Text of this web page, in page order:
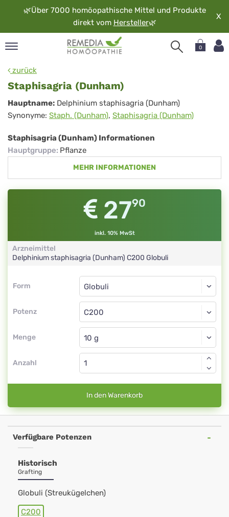
🌿Über 7000 homöopathische Mittel und Produkte
direkt vom Hersteller🌿
X
0
zurück
Staphisagria (Dunham)
Staphisagria
(Dunham)
Hauptname: Delphinium staphisagria (Dunham)
Synonyme: Staph. (Dunham), Staphisagria (Dunham)
Staphisagria (Dunham) Informationen
Hauptgruppe: Pflanze
MEHR INFORMATIONEN
2790
inkl. 10% MwSt
Arzneimittel
Delphinium staphisagria (Dunham) C200 Globuli
Form
Form
Potenz
Globuli
C200
Menge
Globuli
Anzahl
In den Warenkorb
Verfügbare Potenzen
Historisch
Grafting
Globuli (Streukügelchen)
C200